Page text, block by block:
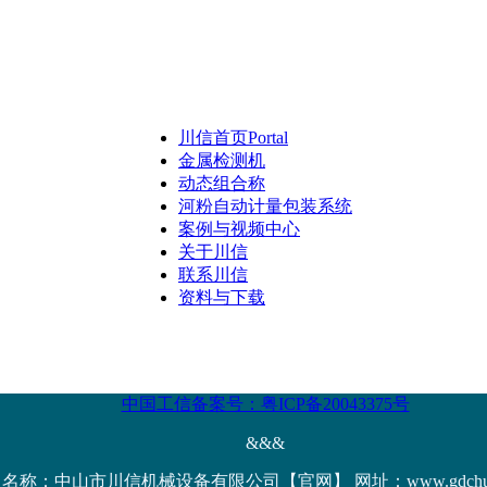
川信首页Portal
金属检测机
动态组合称
河粉自动计量包装系统
案例与视频中心
关于川信
联系川信
资料与下载
中国工信备案号：粤ICP备20043375号
&&&
称：中山市川信机械设备有限公司【官网】 网址：